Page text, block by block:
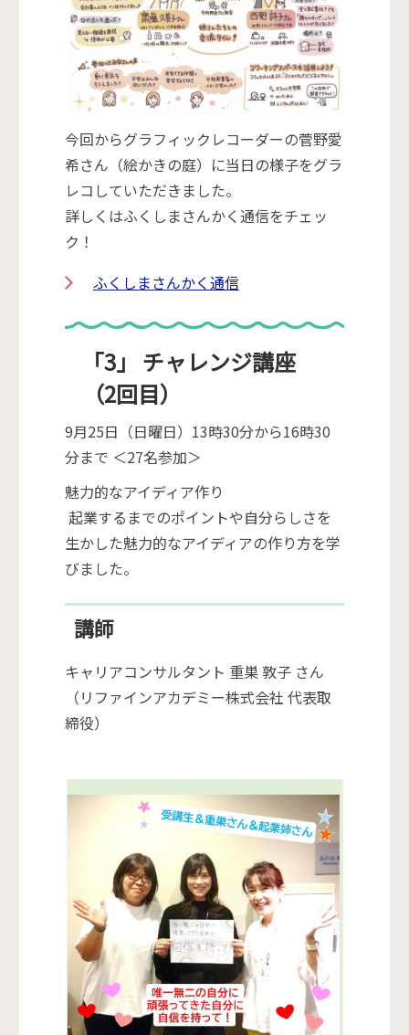
今回からグラフィックレコーダーの菅野愛
希さん（絵かきの庭）に当日の様子をグラ
レコしていただきました。
詳しくはふくしまさんかく通信をチェッ
ク！
ふくしまさんかく通信
「3」 チャレンジ講座
（2回目）
9月25日（日曜日）13時30分から16時30
分まで ＜27名参加＞
魅力的なアイディア作り
起業するまでのポイントや自分らしさを
生かした魅力的なアイディアの作り方を学
びました。
講師
キャリアコンサルタント 重巣 敦子 さん
（リファインアカデミー株式会社 代表取
締役）